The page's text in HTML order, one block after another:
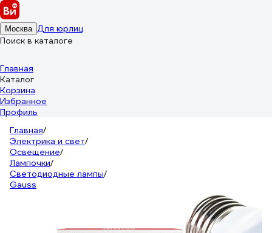
Москва Для юрлиц
Поиск в каталоге
Главная
Каталог
Корзина
Избранное
Профиль
Главная/
Электрика и свет/
Освещение/
Лампочки/
Светодиодные лампы/
Gauss